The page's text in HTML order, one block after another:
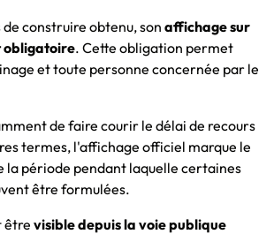
construire obtenu, son affichage sur
obligatoire. Cette obligation permet
et toute personne concernée par le
de faire courir le délai de recours
termes, l'affichage officiel marque le
la période pendant laquelle certaines
être formulées.
être visible depuis la voie publique